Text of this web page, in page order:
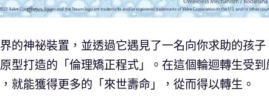
的神祕裝置，並透過它遇見了一名向你求助的孩子
型打造的「倫理矯正程式」。在這個輪迴轉生受到
就能獲得更多的「來世壽命」，從而得以轉生。